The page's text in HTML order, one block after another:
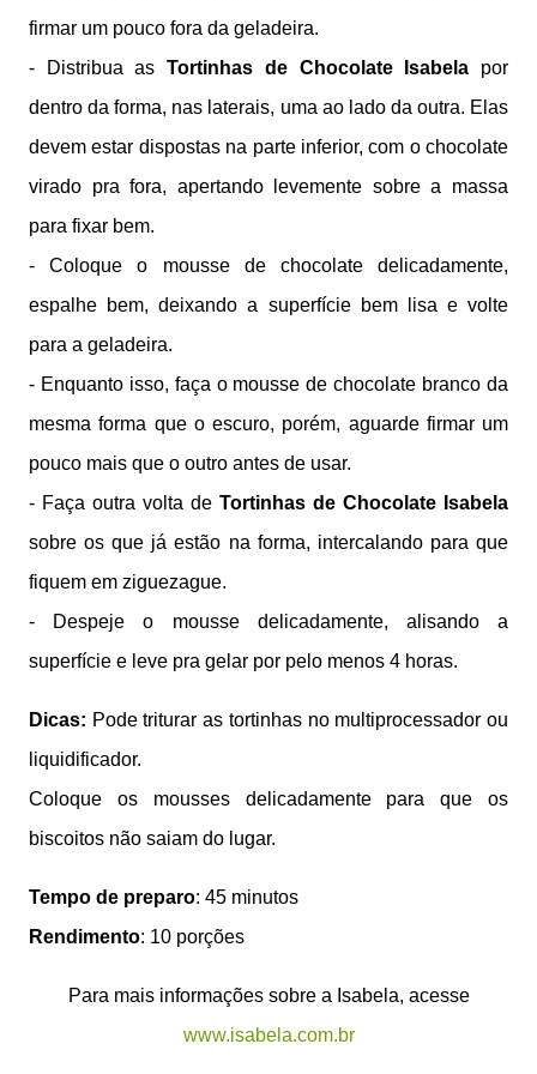
firmar um pouco fora da geladeira.
- Distribua asTortinhas de Chocolate Isabela por
dentro da forma, nas laterais, uma ao lado da outra. Elas
devem estar dispostas na parte inferior, com o chocolate
virado pra fora, apertando levemente sobre a massa
para fixar bem.
- Coloque o mousse de chocolate delicadamente,
espalhe bem, deixando a superfície bem lisa e volte
para a geladeira.
- Enquanto isso, faça o mousse de chocolate branco da
mesma forma que o escuro, porém, aguarde firmar um
pouco mais que o outro antes de usar.
- Faça outra volta de Tortinhas de Chocolate Isabela
sobre os que já estão na forma, intercalando para que
fiquem em ziguezague.
- Despeje o mousse delicadamente, alisando a
superfície e leve pra gelar por pelo menos 4 horas.
Dicas: Pode triturar as tortinhas no multiprocessador ou
liquidificador.
Coloque os mousses delicadamente para que os
biscoitos não saiam do lugar.
Tempo de preparo: 45 minutos
Rendimento: 10 porções
Para mais informações sobre a Isabela, acesse
www.isabela.com.br